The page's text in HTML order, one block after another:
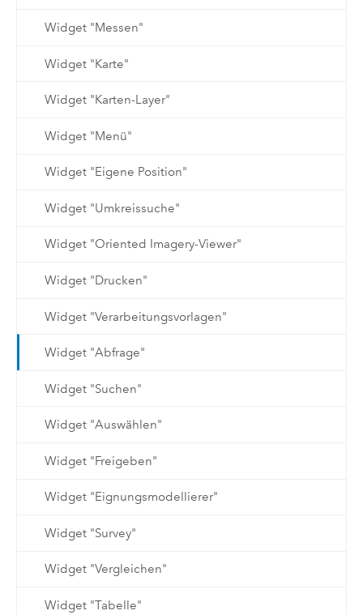
Widget "Messen"
Widget "Karte"
Widget "Karten-Layer"
Widget "Menü"
Widget "Eigene Position"
Widget "Umkreissuche"
Widget "Oriented Imagery-Viewer"
Widget "Drucken"
Widget "Verarbeitungsvorlagen"
Widget "Abfrage"
Widget "Suchen"
Widget "Auswählen"
Widget "Freigeben"
Widget "Eignungsmodellierer"
Widget "Survey"
Widget "Vergleichen"
Widget "Tabelle"